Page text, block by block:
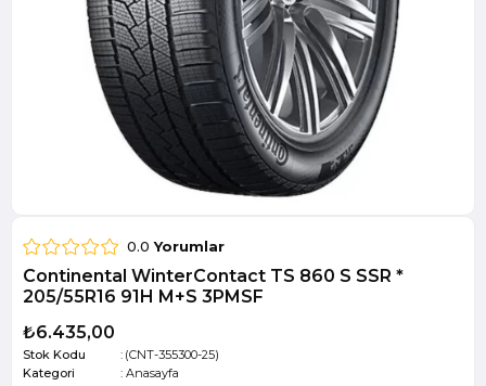
0.0 Yorumlar
Continental WinterContact TS 860 S SSR *
205/55R16 91H M+S 3PMSF
₺6.435,00
Stok Kodu
(CNT-355300-25)
Kategori
: Anasayfa